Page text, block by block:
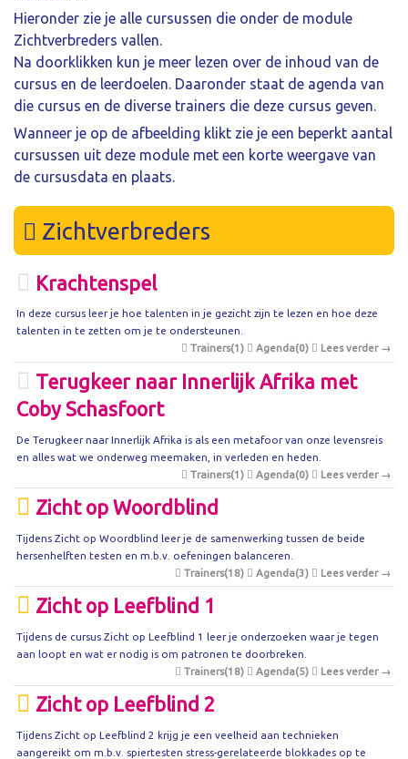
Hieronder zie je alle cursussen die onder de module
Zichtverbreders vallen.
Na doorklikken kun je meer lezen over de inhoud van de
cursus en de leerdoelen. Daaronder staat de agenda van
die cursus en de diverse trainers die deze cursus geven.
Wanneer je op de afbeelding klikt zie je een beperkt aantal
cursussen uit deze module met een korte weergave van
de cursusdata en plaats.
Zichtverbreders
Krachtenspel
In deze cursus leer je hoe talenten in je gezicht zijn te lezen en hoe deze
talenten in te zetten om je te ondersteunen.
Trainers(1)
Agenda(0) Lees verder →
Terugkeer naar Innerlijk Afrika met
Coby Schasfoort
De Terugkeer naar Innerlijk Afrika is als een metafoor van onze levensreis
en alles wat we onderweg meemaken, in verleden en heden.
Trainers(1)
Agenda(0) Lees verder →
Zicht op Woordblind
Tijdens Zicht op Woordblind leer je de samenwerking tussen de beide
hersenhelften testen en m.b.v. oefeningen balanceren.
Trainers(18)
Agenda(3) Lees verder →
Zicht op Leefblind 1
Tijdens de cursus Zicht op Leefblind 1 leer je onderzoeken waar je tegen
aan loopt en wat er nodig is om patronen te doorbreken.
Trainers(18)
Agenda(5) Lees verder →
Zicht op Leefblind 2
Tijdens Zicht op Leefblind 2 krijg je een veelheid aan technieken
aangereikt om m.b.v. spiertesten stress-gerelateerde blokkades op te